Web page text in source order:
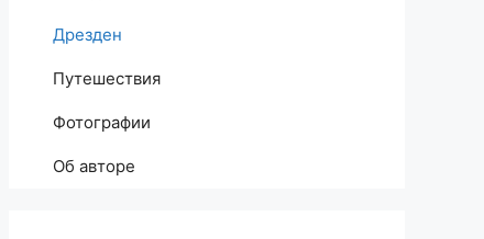
Дрезден
Путешествия
Фотографии
Об авторе